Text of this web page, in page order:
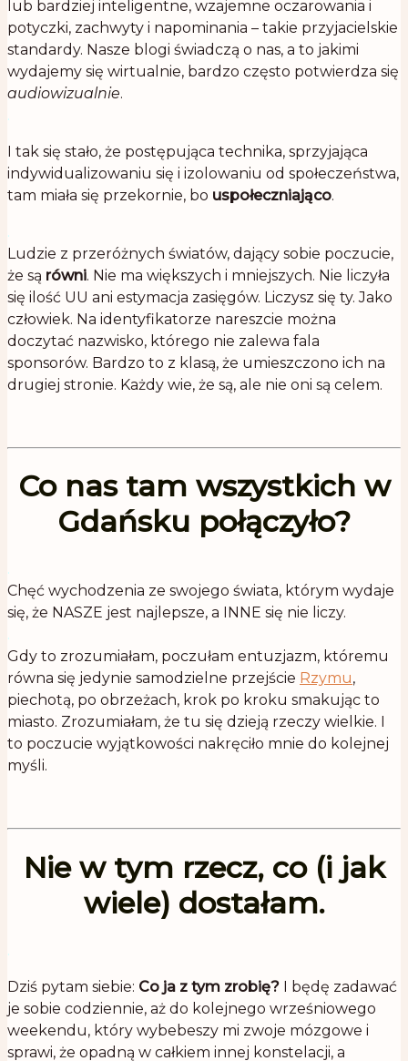
lub bardziej inteligentne, wzajemne oczarowania i
potyczki, zachwyty i napominania – takie przyjacielskie
standardy. Nasze blogi świadczą o nas, a to jakimi
wydajemy się wirtualnie, bardzo często potwierdza się
audiowizualnie.
.
I tak się stało, że postępująca technika, sprzyjająca
indywidualizowaniu się i izolowaniu od społeczeństwa,
tam miała się przekornie, bo uspołeczniająco.
.
Ludzie z przeróżnych światów, dający sobie poczucie,
że są równi. Nie ma większych i mniejszych. Nie liczyła
się ilość UU ani estymacja zasięgów. Liczysz się ty. Jako
człowiek. Na identyfikatorze nareszcie można
doczytać nazwisko, którego nie zalewa fala
sponsorów. Bardzo to z klasą, że umieszczono ich na
drugiej stronie. Każdy wie, że są, ale nie oni są celem.
Co nas tam wszystkich w
Gdańsku połączyło?
.
Chęć wychodzenia ze swojego świata, którym wydaje
się, że NASZE jest najlepsze, a INNE się nie liczy.
.
Gdy to zrozumiałam, poczułam entuzjazm, któremu
równa się jedynie samodzielne przejście Rzymu,
piechotą, po obrzeżach, krok po kroku smakując to
miasto. Zrozumiałam, że tu się dzieją rzeczy wielkie. I
to poczucie wyjątkowości nakręciło mnie do kolejnej
myśli.
Nie w tym rzecz, co (i jak
wiele) dostałam.
.
Dziś pytam siebie: Co ja z tym zrobię? I będę zadawać
je sobie codziennie, aż do kolejnego wrześniowego
weekendu, który wybebeszy mi zwoje mózgowe i
sprawi, że opadną w całkiem innej konstelacji, a